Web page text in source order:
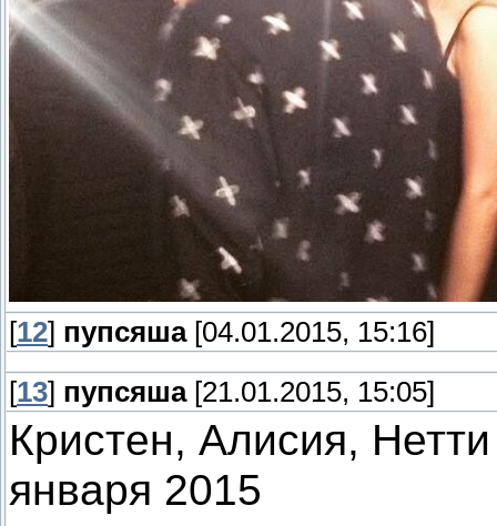
[12] пупсяша[04.01.2015, 15:16]
[13] пупсяша[21.01.2015, 15:05]
Кристен, Алисия,
января 2015